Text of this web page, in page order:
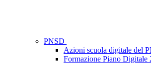
PNSD
Azioni scuola digitale del
Formazione Piano Digitale